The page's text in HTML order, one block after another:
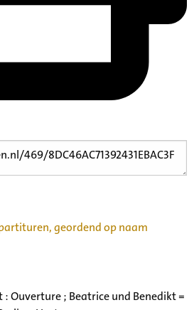
geordend op naam
: Ouverture ; Beatrice und Benedikt =